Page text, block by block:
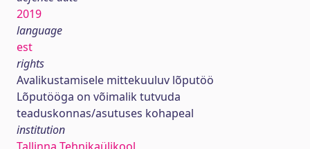
2019
language
est
rights
Avalikustamisele mittekuuluv lõputöö
Lõputööga on võimalik tutvuda
teaduskonnas/asutuses kohapeal
institution